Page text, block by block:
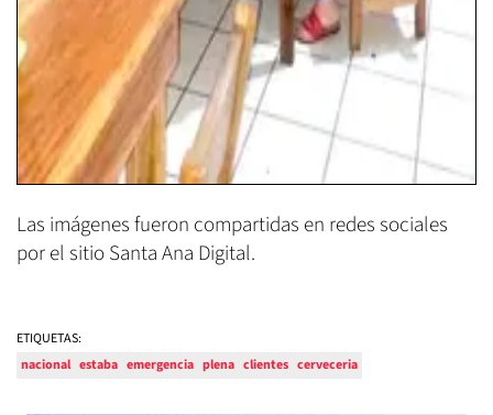
Las imágenes fueron compartidas en redes sociales
por el sitio Santa Ana Digital.
ETIQUETAS:
nacional estaba emergencia plena clientes cerveceria